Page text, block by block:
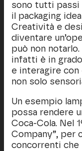
sono tutti
il packaging
Creatività e
diventare
può non
infatti è in
e interagire con
non solo
Un esempio
possa rendere
Coca-Cola. Nel
Company”, per
concorrenti che